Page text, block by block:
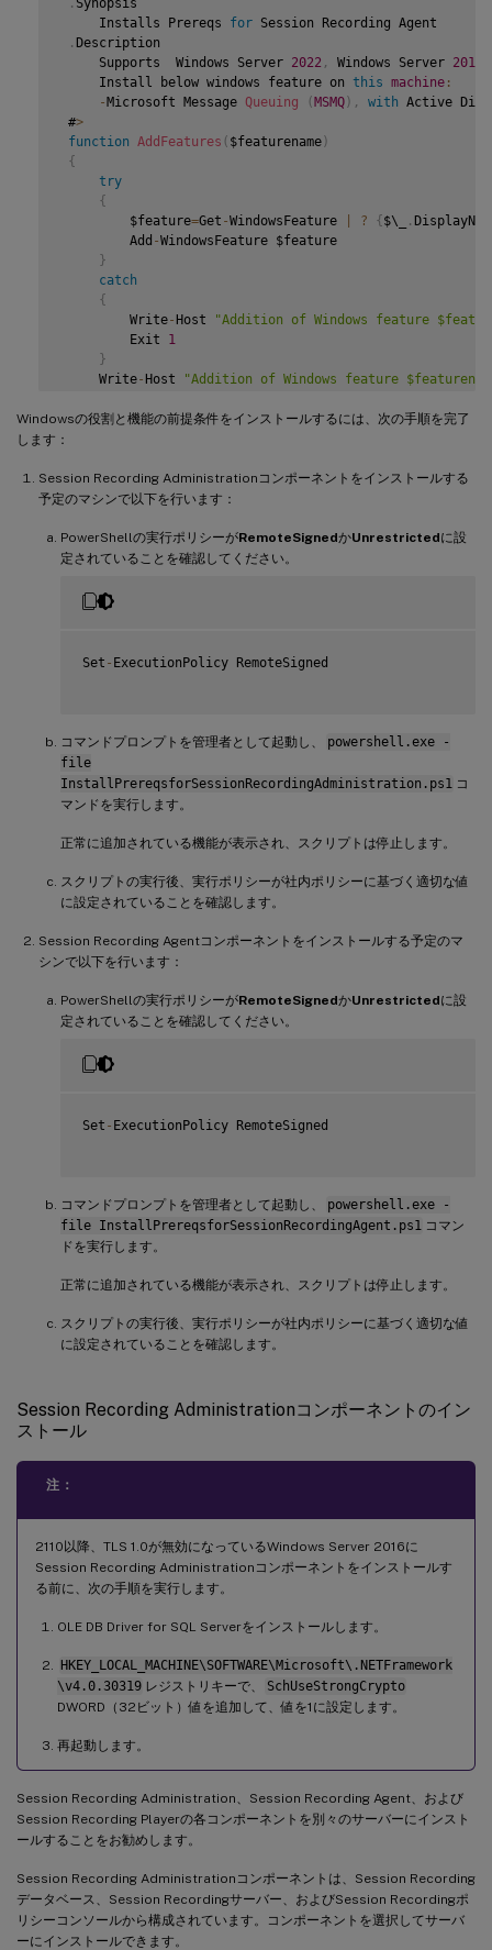
$system = gwmi win32_operatingSystem
-not ( ( $system - Like
'\*Microsoft Windows Server
     Write
     Exit
}
# Start to install Windows feature
Module ServerManager
AddFeatures
AddFeatures
AddFeatures
AddFeatures( 'Web-Metabase' ) # IIS 6 Metabase
AddFeatures( 'Web-WMI'
AddFeatures
AddFeatures( 'Web-Lgcy-Mgmt-Console' #IIS 6
AddFeatures('web-websockets' # IIS Web Sockets
     Installs Prereqs
for Session Recording Agent
. Description
     Supports  Windows Server
2022 , Windows Server 2019
     Install below windows feature on
this machine :
-Microsoft Message Queuing (MSMQ) , with Active
#>
function AddFeatures ( $featurename)
{
try
{
         $feature
=Get -WindowsFeature ? {$\_ .
         Add
-WindowsFeature $feature
}
catch
{
         Write
-Host
"Addition of Windows feature
         Exit
1
}
     Write
-Host
"Addition of Windows feature
# Start to install Windows feature
if (-not (($system - Like
     Write
-Host("This is not a supported platform.
     Exit
     Import
Module ServerManager
'MSMQ'
#Message Queuing
else
{
try
         dism
/ online
catch
         Write
- Host "Addition of Windows feature MSMQ
         Exit
1
     write
Host
"Addition of Windows feature MSMQ HTTP
}
Windowsの役割と機能の前提条件をインストールするには、次の手順を完了
します：
Session Recording Administrationコンポーネントをインストールする
予定のマシンで以下を行います：
PowerShellの実行ポリシーがRemoteSignedかUnrestrictedに設
定されていることを確認してください。
Set - ExecutionPolicy RemoteSigned
コマンドプロンプトを管理者として起動し、
powershell.exe -
file
InstallPrereqsforSessionRecordingAdministration.ps1 コ
マンドを実行します。
正常に追加されている機能が表示され、スクリプトは停止します。
スクリプトの実行後、実行ポリシーが社内ポリシーに基づく適切な値
に設定されていることを確認します。
Session Recording Agentコンポーネントをインストールする予定のマ
シンで以下を行います：
PowerShellの実行ポリシーがRemoteSignedかUnrestrictedに設
定されていることを確認してください。
Set - ExecutionPolicy RemoteSigned
コマンドプロンプトを管理者として起動し、
powershell.exe -
file InstallPrereqsforSessionRecordingAgent.ps1 コマン
ドを実行します。
正常に追加されている機能が表示され、スクリプトは停止します。
スクリプトの実行後、実行ポリシーが社内ポリシーに基づく適切な値
に設定されていることを確認します。
Session Recording Administrationコンポーネントのイン
ストール
注：
2110以降、TLS 1.0が無効になっているWindows Server 2016に
Session Recording Administrationコンポーネントをインストールす
る前に、次の手順を実行します。
OLE DB Driver for SQL Serverをインストールします。
HKEY_LOCAL_MACHINE\SOFTWARE\Microsoft\.NETFramework
\v4.0.30319 レジストリキーで、
SchUseStrongCrypto
DWORD（32ビット）値を追加して、値を1に設定します。
再起動します。
Session Recording Administration、Session Recording Agent、および
Session Recording Playerの各コンポーネントを別々のサーバーにインスト
ールすることをお勧めします。
Session Recording Administrationコンポーネントは、Session Recording
データベース、Session Recordingサーバー、およびSession Recordingポ
リシーコンソールから構成されています。コンポーネントを選択してサーバ
ーにインストールできます。